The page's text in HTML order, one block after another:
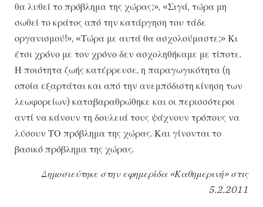
θα λυθεί το πρόβλημα της χώρας;», «Σιγά, τώρα μη
σωθεί το κράτος από την κατάργηση του τάδε
οργανισμού!», «Τώρα με αυτά θα ασχολούμαστε;» Κι
έτσι χρόνο με τον χρόνο δεν ασχοληθήκαμε με τίποτε.
Η ποιότητα ζωής κατέρρευσε, η παραγωγικότητα (η
οποία εξαρτάται και από την ανεμπόδιστη κίνηση των
λεωφορείων) καταβαραθρώθηκε και οι περισσότεροι
αντί να κάνουν τη δουλειά τους ψάχνουν τρόπους να
λύσουν ΤΟ πρόβλημα της χώρας. Και γίνονται το
βασικό πρόβλημα της χώρας.
Δημοσιεύτηκε στην εφημερίδα «Καθημερινή» στις
5.2.2011